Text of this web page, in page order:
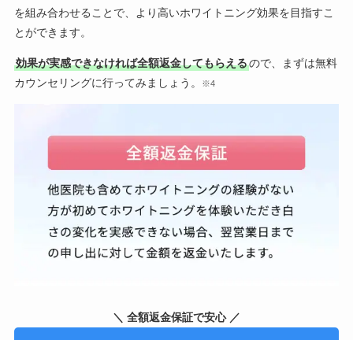
を組み合わせることで、より高いホワイトニング効果を目指すこ
とができます。
効果が実感できなければ全額返金してもらえるので、まずは無料
カウンセリングに行ってみましょう。
※4
＼ 全額返金保証で安心 ／